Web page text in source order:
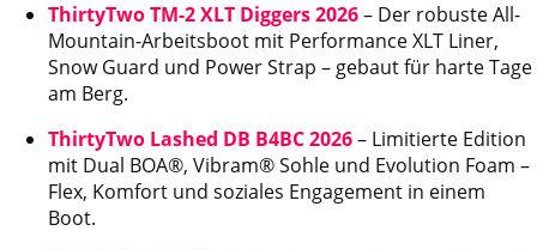
ThirtyTwo TM-2 XLT Diggers 2026– Der robuste All-
Mountain-Arbeitsboot mit Performance XLT Liner,
Snow Guard und Power Strap – gebaut für harte Tage
am Berg.
ThirtyTwo Lashed DB B4BC 2026– Limitierte Edition
mit Dual BOA®, Vibram® Sohle und Evolution Foam –
Flex, Komfort und soziales Engagement in einem
Boot.